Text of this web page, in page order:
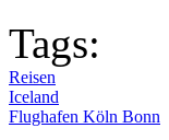
Tags:
Reisen
Iceland
Flughafen Köln Bonn